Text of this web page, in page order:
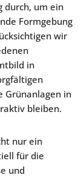
durch, um ein
Formgebung
wir
in
Grünanlagen in
bleiben.
nur ein
für die
und